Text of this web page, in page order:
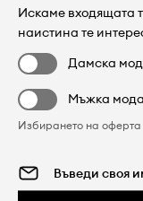
Искаме входящата
наистина те
Дамска
Мъжка мода
Избирането на